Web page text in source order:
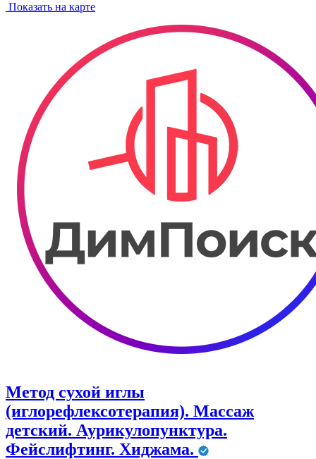
Показать на карте
Метод сухой иглы
(иглорефлексотерапия). Массаж
детский. Аурикулопунктура.
Фейслифтинг. Хиджама.